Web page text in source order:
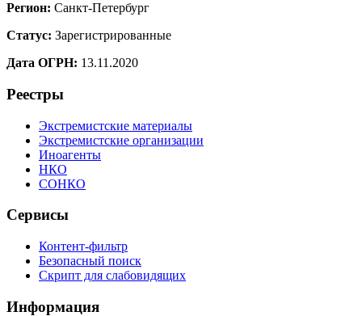
Регион: Санкт-Петербург
Статус: Зарегистрированные
Дата ОГРН: 13.11.2020
Реестры
Экстремистские материалы
Экстремистские организации
Иноагенты
НКО
СОНКО
Сервисы
Контент-фильтр
Безопасный поиск
Скрипт для слабовидящих
Информация